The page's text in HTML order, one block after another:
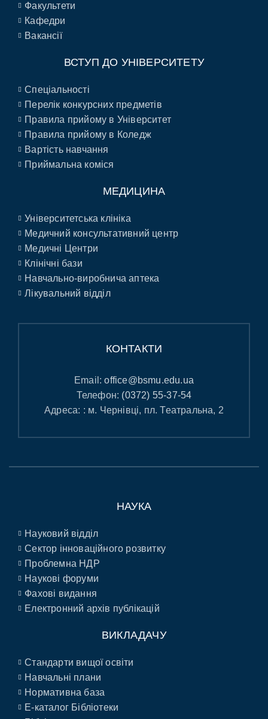
Факультети
Кафедри
Вакансії
ВСТУП ДО УНІВЕРСИТЕТУ
Спеціальності
Перелік конкурсних предметів
Правила прийому в Університет
Правила прийому в Коледж
Вартість навчання
Приймальна коміся
МЕДИЦИНА
Університетська клініка
Медичний консультативний центр
Медичні Центри
Клінічні бази
Навчально-виробнича аптека
Лікувальний відділ
КОНТАКТИ
Email:office@bsmu.edu.ua
Телефон: (0372) 55-37-54
Адреса: : м. Чернівці, пл. Театральна, 2
НАУКА
Науковий відділ
Сектор інноваційного розвитку
Проблемна НДР
Наукові форуми
Фахові видання
Електронний архів публікацій
ВИКЛАДАЧУ
Стандарти вищої освіти
Навчальні плани
Нормативна база
E-каталог Бібліотеки